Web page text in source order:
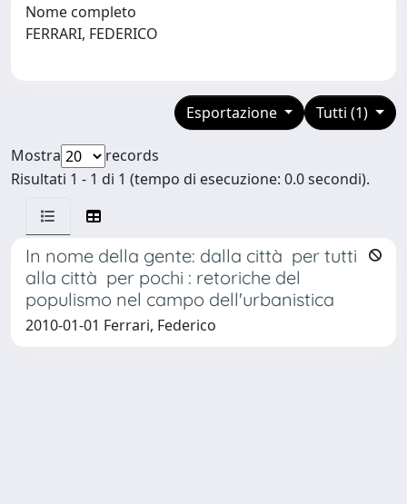
Nome completo
FERRARI, FEDERICO
Tutti (1)
Esportazione
Mostra
records
Risultati 1 - 1 di 1 (tempo di esecuzione: 0.0 secondi).
In nome della gente: dalla città per tutti
alla città per pochi : retoriche del
populismo nel campo dell'urbanistica
2010-01-01 Ferrari, Federico